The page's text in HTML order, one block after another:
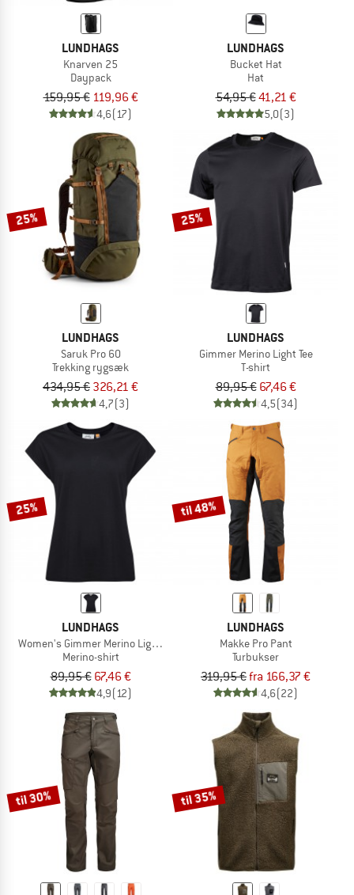
LUNDHAGS
Knarven 25
Daypack
159,95 € 119,96 €
4,6(17)
LUNDHAGS
Bucket Hat
Hat
54,95 €41,21 €
5,0(3)
25%
LUNDHAGS
Saruk Pro 60
Trekking rygsæk
434,95 € 326,21 €
4,7(3)
25%
LUNDHAGS
Gimmer Merino Light Tee
T-shirt
89,95 € 67,46 €
4,5(34)
25%
LUNDHAGS
Women's Gimmer Merino Light Top
Merino-shirt
89,95 € 67,46 €
4,9(12)
til 48%
LUNDHAGS
Makke Pro Pant
Turbukser
319,95 €fra 166,37 €
4,6(22)
til 30% til 35%